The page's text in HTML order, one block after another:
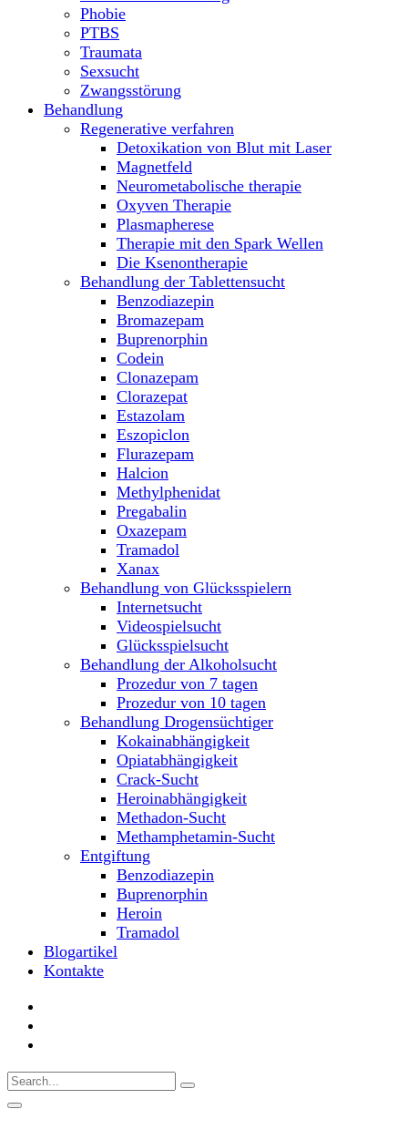
Phobie
PTBS
Traumata
Sexsucht
Zwangsstörung
Behandlung
Regenerative verfahren
Detoxikation von Blut mit Laser
Magnetfeld
Neurometabolische therapie
Oxyven Therapie
Plasmapherese
Therapie mit den Spark Wellen
Die Ksenontherapie
Behandlung der Tablettensucht
Benzodiazepin
Bromazepam
Buprenorphin
Codein
Clonazepam
Clorazepat
Estazolam
Eszopiclon
Flurazepam
Halcion
Methylphenidat
Pregabalin
Oxazepam
Tramadol
Xanax
Behandlung von Glücksspielern
Internetsucht
Videospielsucht
Glücksspielsucht
Behandlung der Alkoholsucht
Prozedur von 7 tagen
Prozedur von 10 tagen
Behandlung Drogensüchtiger
Kokainabhängigkeit
Opiatabhängigkeit
Crack-Sucht
Heroinabhängigkeit
Methadon-Sucht
Methamphetamin-Sucht
Entgiftung
Benzodiazepin
Buprenorphin
Heroin
Tramadol
Blogartikel
Kontakte